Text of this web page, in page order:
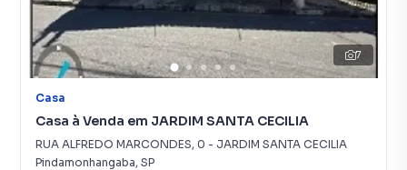
7
Casa
Casa à Venda em JARDIM SANTA CECILIA
RUA ALFREDO MARCONDES, 0 - JARDIM SANTA CECILIA
Pindamonhangaba, SP